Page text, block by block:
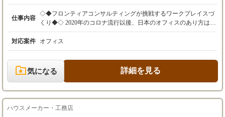
じ決定します
（内訳 30万円：①基本給243,000円 ②業務手
当57,000円
当104,500円）
住宅補助として2万円を支給する。（住宅費用
の補助と在宅勤務の環境構築のため）
業務手当は月30時間分の時間外勤務手当（割増
仕事内容
◇◆フロンティアコンサルティングが挑戦するワークプレイスづ
くり◆◇ 2020年のコロナ流行以後、日本のオフィスのあり方は大
きく変化しました。例えば、多様な働き方を可能にするワークプ
レイス/オフィスはどうあるべきかなど、環境、空間づくりに手探
りの企業も多く存在しています。 私たちフロンティアコンサルテ
ィングは、2007年から一貫してお客様のオフィスづくりを軸に事
業を拡大してきた知見を活かし、これらの課題に対して「働き
方」と「働く空間」をデザイン・提案しています。 多様化する現
の強化、など企業それぞれが目指す未来によって異なります。 当
社はオフィス物件仲介、PM・CM、デザイン、設計施工、運用支
対応案件 オフィス
気になる 詳細を見る
ハウスメーカー・工務店